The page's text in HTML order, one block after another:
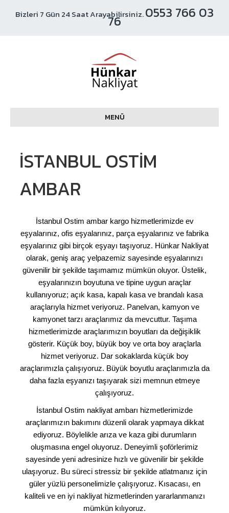
Bizleri 7 Gün 24 Saat Arayabilirsiniz.0553 766 03
76
MENÜ
İSTANBUL OSTIM
AMBAR
İstanbul Ostim ambar kargo hizmetlerimizde ev
eşyalarınız, ofis eşyalarınız, parça eşyalarınız ve fabrika
eşyalarınız gibi birçok eşyayı taşıyoruz. Hünkar Nakliyat
olarak, geniş araç yelpazemiz sayesinde eşyalarınızı
güvenilir bir şekilde taşımamız mümkün oluyor. Üstelik,
eşyalarınızın boyutuna ve tipine uygun araçlar
kullanıyoruz; açık kasa, kapalı kasa ve brandalı kasa
araçlarıyla hizmet veriyoruz. Panelvan, kamyon ve
kamyonet tarzı araçlarımız da mevcuttur. Taşıma
hizmetlerimizde araçlarımızın boyutları da değişiklik
gösterir. Küçük boy, büyük boy ve orta boy araçlarla
hizmet veriyoruz. Dar sokaklarda küçük boy
araçlarımızla çalışıyoruz. Büyük boyutlu araçlarımızla da
daha fazla eşyanızı taşıyarak sizi memnun etmeye
çalışıyoruz.
İstanbul Ostim nakliyat ambarı hizmetlerimizde
araçlarımızın bakımını düzenli olarak yapmaya dikkat
ediyoruz. Böylelikle arıza ve kaza gibi durumların
oluşmasına engel oluyoruz. Deneyimli şoförlerimiz
sayesinde yeni adresinize hızlı ve güvenilir bir şekilde
ulaşıyoruz. Bu süreci stressiz bir şekilde atlatmanız için
güler yüzlü personelimizle çalışıyoruz. Kısacası, en
kaliteli ve en iyi nakliyat hizmetlerinden yararlanmanızı
mümkün kılıyoruz.